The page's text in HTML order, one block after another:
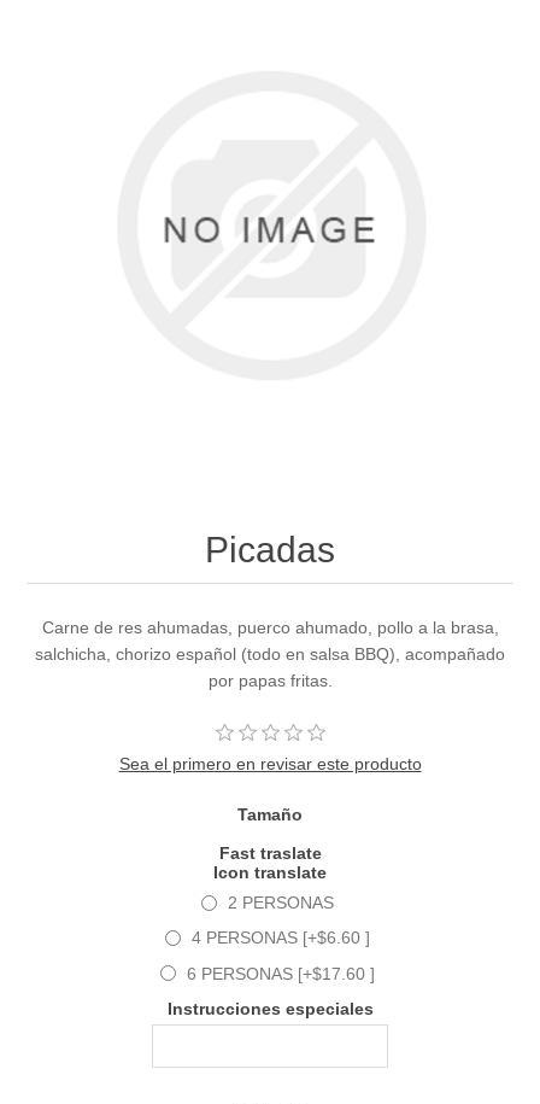
Picadas
Carne de res ahumadas, puerco ahumado, pollo a la brasa,
salchicha, chorizo español (todo en salsa BBQ), acompañado
por papas fritas.
Sea el primero en revisar este producto
Tamaño
Fast traslate
Icon translate
2 PERSONAS
4 PERSONAS [+$6.60 ]
6 PERSONAS [+$17.60 ]
Instrucciones especiales